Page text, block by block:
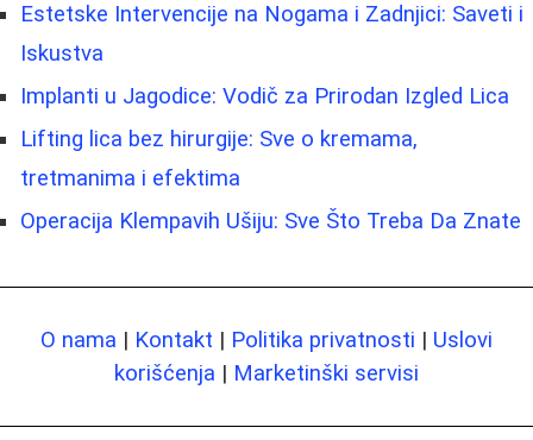
Estetske Intervencije na Nogama i Zadnjici: Saveti i
Iskustva
Implanti u Jagodice: Vodič za Prirodan Izgled Lica
Lifting lica bez hirurgije: Sve o kremama,
tretmanima i efektima
Operacija Klempavih Ušiju: Sve Što Treba Da Znate
O nama | Kontakt | Politika privatnosti | Uslovi
korišćenja | Marketinški servisi